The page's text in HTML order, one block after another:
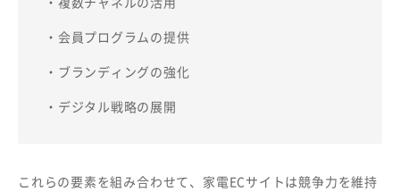
・会員プログラムの提供
・ブランディングの強化
・デジタル戦略の展開
これらの要素を組み合わせて、家電ECサイトは競争力を維持